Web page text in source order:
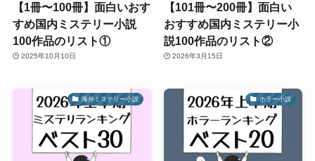
【1冊〜100冊】面白いおす
すめ国内ミステリー小説
100作品のリスト①
2025年10月10日
【101冊〜200冊】面白い
おすすめ国内ミステリー小
説100作品のリスト②
2026年3月15日
海外ミステリー小説 ホラー小説